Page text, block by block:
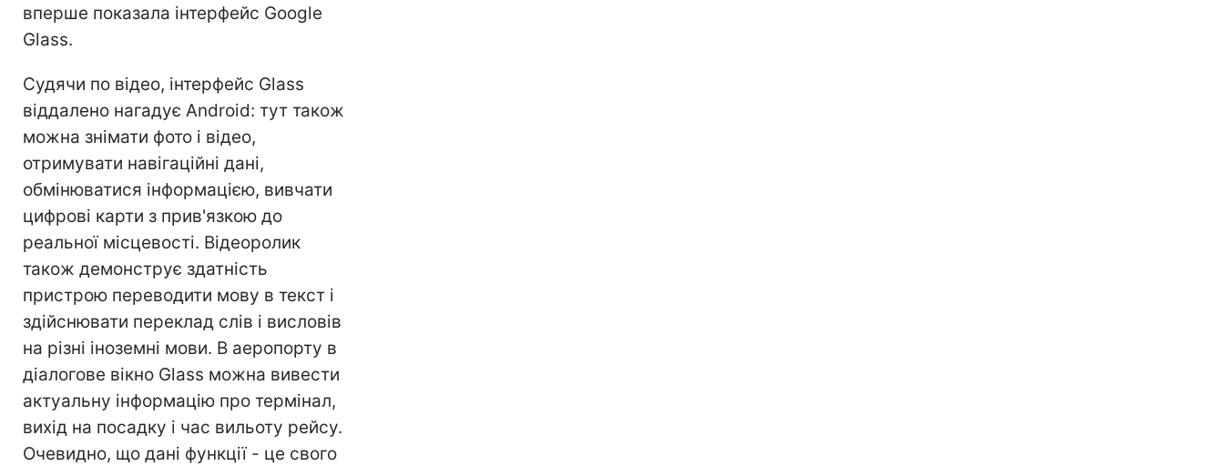
вперше показала інтерфейс Google
Glass.
Судячи по відео, інтерфейс Glass
віддалено нагадує Android: тут також
можна знімати фото і відео,
отримувати навігаційні дані,
обмінюватися інформацією, вивчати
цифрові карти з прив'язкою до
реальної місцевості. Відеоролик
також демонструє здатність
пристрою переводити мову в текст і
здійснювати переклад слів і висловів
на різні іноземні мови. В аеропорту в
діалогове вікно Glass можна вивести
актуальну інформацію про термінал,
вихід на посадку і час вильоту рейсу.
Очевидно, що дані функції - це свого